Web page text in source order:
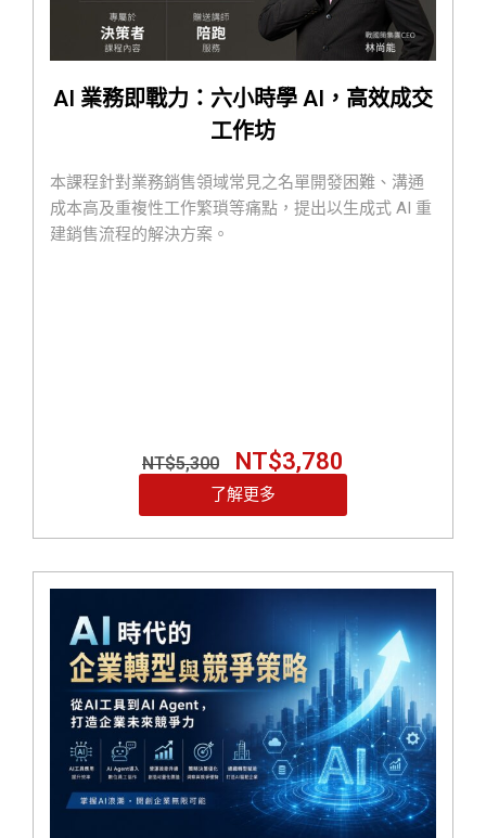
AI 業務即戰力：六小時學 AI，高效成交
工作坊
本課程針對業務銷售領域常見之名單開發困難、溝通
成本高及重複性工作繁瑣等痛點，提出以生成式 AI 重
建銷售流程的解決方案。
NT$5,300 NT$3,780
了解更多